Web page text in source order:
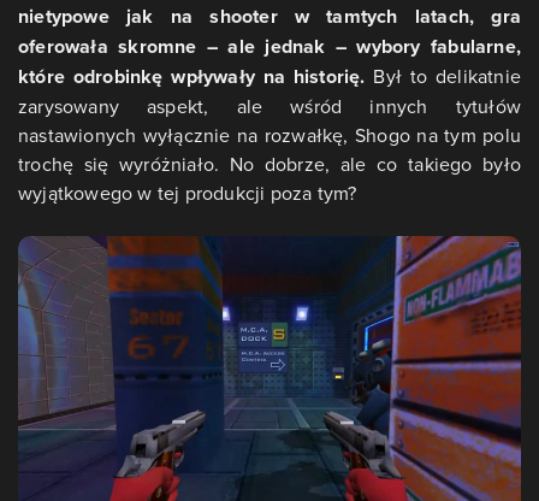
nietypowe jak na shooter w tamtych latach, gra
oferowała skromne – ale jednak – wybory fabularne,
które odrobinkę wpływały na historię. Był to delikatnie
zarysowany aspekt, ale wśród innych tytułów
nastawionych wyłącznie na rozwałkę, Shogo na tym polu
trochę się wyróżniało. No dobrze, ale co takiego było
wyjątkowego w tej produkcji poza tym?